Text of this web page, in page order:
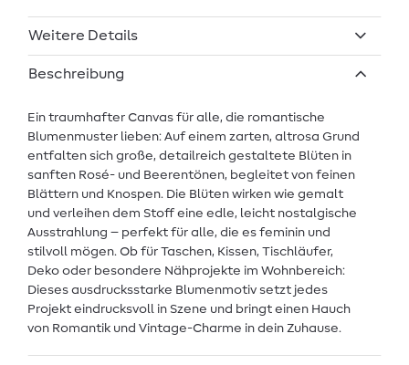
Weitere Details
Beschreibung
Ein traumhafter Canvas für alle, die romantische
Blumenmuster lieben: Auf einem zarten, altrosa Grund
entfalten sich große, detailreich gestaltete Blüten in
sanften Rosé- und Beerentönen, begleitet von feinen
Blättern und Knospen. Die Blüten wirken wie gemalt
und verleihen dem Stoff eine edle, leicht nostalgische
Ausstrahlung – perfekt für alle, die es feminin und
stilvoll mögen. Ob für Taschen, Kissen, Tischläufer,
Deko oder besondere Nähprojekte im Wohnbereich:
Dieses ausdrucksstarke Blumenmotiv setzt jedes
Projekt eindrucksvoll in Szene und bringt einen Hauch
von Romantik und Vintage-Charme in dein Zuhause.